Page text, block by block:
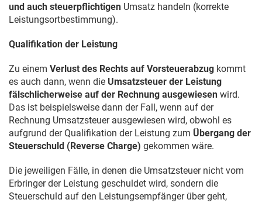
und auch steuerpflichtigen Umsatz handeln (korrekte
Leistungsortbestimmung).
Qualifikation der Leistung
Zu einem Verlust des Rechts auf Vorsteuerabzug kommt
es auch dann, wenn die Umsatzsteuer der Leistung
fälschlicherweise auf der Rechnung ausgewiesen wird.
Das ist beispielsweise dann der Fall, wenn auf der
Rechnung Umsatzsteuer ausgewiesen wird, obwohl es
aufgrund der Qualifikation der Leistung zum Übergang der
Steuerschuld (Reverse Charge) gekommen wäre.
Die jeweiligen Fälle, in denen die Umsatzsteuer nicht vom
Erbringer der Leistung geschuldet wird, sondern die
Steuerschuld auf den Leistungsempfänger über geht,